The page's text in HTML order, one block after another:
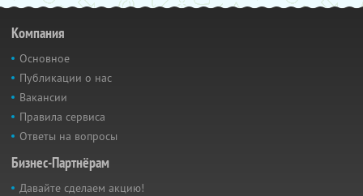
Компания
Основное
Публикации о нас
Вакансии
Правила сервиса
Ответы на вопросы
Бизнес-Партнёрам
Давайте сделаем акцию!